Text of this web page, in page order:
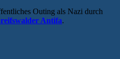
Outing als Nazi durch
Antifa.